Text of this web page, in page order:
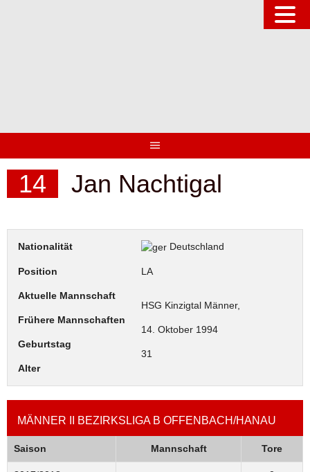
14 Jan Nachtigal
Nationalität Deutschland
Position LA
Aktuelle Mannschaft
Frühere Mannschaften
HSG Kinzigtal Männer,
Geburtstag
14. Oktober 1994
Alter
31
MÄNNER II BEZIRKSLIGA B OFFENBACH/HANAU
Saison Mannschaft Tore